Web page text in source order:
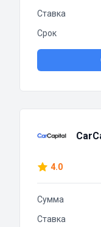
Ставка
Срок
4.0
Сумма
Ставка